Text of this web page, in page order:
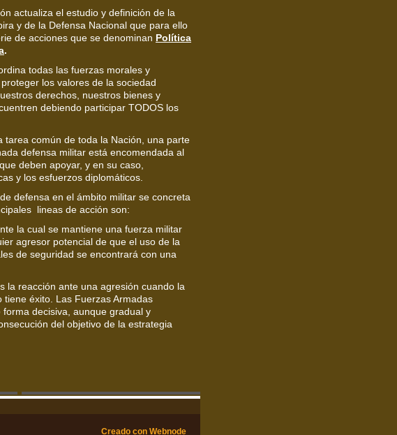
actualiza el estudio y definición de la
y de la Defensa Nacional que para ello
de acciones que se denominan Política
.
todas las fuerzas morales y
los valores de la sociedad
derechos, nuestros bienes y
debiendo participar TODOS los
tarea común de toda la Nación, una parte
defensa militar está encomendada al
, que deben apoyar, y en su caso,
y los esfuerzos diplomáticos.
defensa en el ámbito militar se concreta
lineas de acción son:
la cual se mantiene una fuerza militar
agresor potencial de que el uso de la
de seguridad se encontrará con una
la reacción ante una agresión cuando la
éxito. Las Fuerzas Armadas
decisiva, aunque gradual y
del objetivo de la estrategia
Creado con Webnode